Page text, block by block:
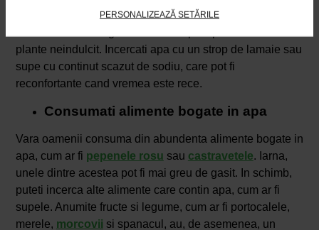
PERSONALIZEAZĂ SETĂRILE
Daca apa plata vi se pare banala si lipsita de gust,
plante neindulcit. Incercati apa cu un strop de lamaie sau
supe cu continut scazut de sodiu, care pot fi
reconfortante cand vremea este rece.
Consumati alimente bogate in apa
Vara oamenii consuma din abundenta alimente bogate in
apa, cum ar fi pepenele rosu sau castravetele. Iarna,
unele dintre acestea pot fi mai greu de gasit. In schimb,
puteti incerca alte alimente care contin apa, cum ar fi
supele. Anumite fructe si legume, cum ar fi portocalele,
merele, morcovii si spanacul, au, de asemenea, un